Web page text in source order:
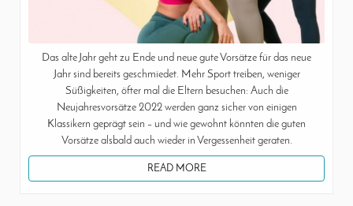
Das alte Jahr geht zu Ende und neue gute Vorsätze für das neue
Jahr sind bereits geschmiedet. Mehr Sport treiben, weniger
Süßigkeiten, öfter mal die Eltern besuchen: Auch die
Neujahresvorsätze 2022 werden ganz sicher von einigen
Klassikern geprägt sein – und wie gewohnt könnten die guten
Vorsätze alsbald auch wieder in Vergessenheit geraten.
READ MORE